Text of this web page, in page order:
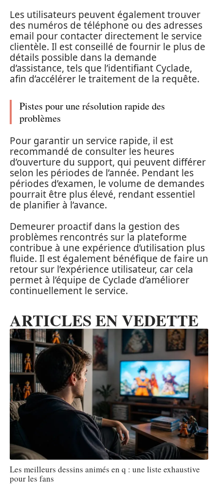
Les utilisateurs peuvent également trouver
des numéros de téléphone ou des adresses
email pour contacter directement le service
clientèle. Il est conseillé de fournir le plus de
détails possible dans la demande
d’assistance, tels que l’identifiant Cyclade,
afin d’accélérer le traitement de la requête.
Pistes pour une résolution rapide des
problèmes
Pour garantir un service rapide, il est
recommandé de consulter les heures
d’ouverture du support, qui peuvent différer
selon les périodes de l’année. Pendant les
périodes d’examen, le volume de demandes
pourrait être plus élevé, rendant essentiel
de planifier à l’avance.
Demeurer proactif dans la gestion des
problèmes rencontrés sur la plateforme
contribue à une expérience d’utilisation plus
fluide. Il est également bénéfique de faire un
retour sur l’expérience utilisateur, car cela
permet à l’équipe de Cyclade d’améliorer
continuellement le service.
ARTICLES EN VEDETTE
Les meilleurs dessins animés en q : une liste exhaustive
pour les fans